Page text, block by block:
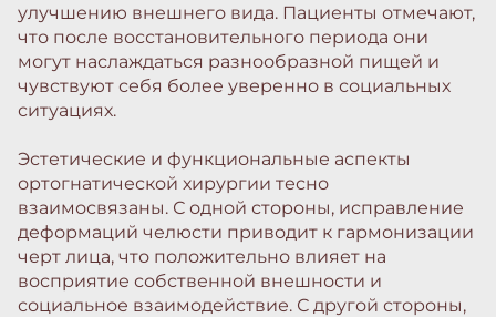
улучшению внешнего вида. Пациенты отмечают,
что после восстановительного периода они
могут наслаждаться разнообразной пищей и
чувствуют себя более уверенно в социальных
ситуациях.
Эстетические и функциональные аспекты
ортогнатической хирургии тесно
взаимосвязаны. С одной стороны, исправление
деформаций челюсти приводит к гармонизации
черт лица, что положительно влияет на
восприятие собственной внешности и
социальное взаимодействие. С другой стороны,